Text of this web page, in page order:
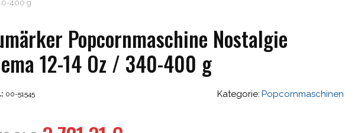
400 g
Popcornmaschine Nostalgie
12-14 Oz / 340-400 g
00-51545 Kategorie: Popcornmaschinen